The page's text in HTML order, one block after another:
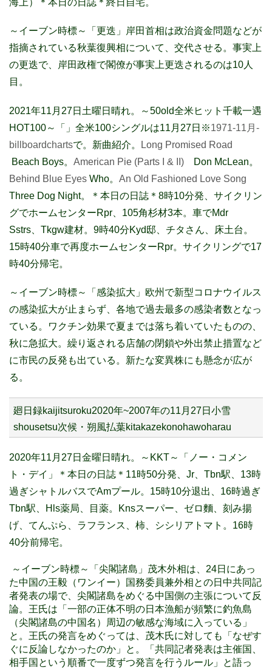
海上）＊本日の日誌＊終日自宅。
～イーブン時標～「更迭」岸田首相は政治資金問題などが
指摘されている秋葉復興相について、交代させる。事実上
の更迭で、岸田政権で閣僚が事実上更迭されるのは10人
目。
2021年11月27日土曜日晴れ。
～50old全米ヒット千載一遇
HOT100～「」全米100シングルは11月27日※1971-11月-
billboardchartsで。新曲紹介。
Long Promised Road
Beach Boys。 American Pie (Parts I & II)
Don McLean。
Behind Blue Eyes Who。 An Old Fashioned Love Song
Three Dog Night。＊本日の日誌＊8時10分発、サイクリン
グでホームセンターRpr、105角杉材3本。車でMdr
Sstrs、Tkgw建材。9時40分Kyd邸、チタさん、床土台。
15時40分車で再度ホームセンターRpr。サイクリングで17
時40分帰宅。
～イーブン時標～「感染拡大」 欧州で新型コロナウイルス
の感染拡大が止まらず、各地で過去最多の感染者数となっ
ている。ワクチン効果で夏までは落ち着いていたものの、
秋に急拡大。繰り返される店舗の閉鎖や外出禁止措置など
に市民の反発も出ている。新たな変異株にも懸念が広が
る。
廻日録kaijitsuroku2020年~2007年の11月27日小雪
shousetsu次候・朔風払葉kitakazekonohawoharau
2020年11月27日金曜日晴れ。～KKT～「ノー・コメン
ト・デイ」＊本日の日誌＊11時50分発、Jr、Tbn駅、13時
過ぎシャトルバスでAmプール。15時10分退出、16時過ぎ
Tbn駅、Hls薬局、目薬。Knsスーパー、ゼロ麵、刻み揚
げ、てんぷら、ラフランス、柿、シシリアトマト。16時
40分前帰宅。
～イーブン時標～「尖閣諸島」 茂木外相は、24日にあっ
た中国の王毅（ワンイー）国務委員兼外相との日中共同記
者発表の場で、尖閣諸島をめぐる中国側の主張について反
論。王氏は「一部の正体不明の日本漁船が頻繁に釣魚島
（尖閣諸島の中国名）周辺の敏感な海域に入っている」
と。王氏の発言をめぐっては、茂木氏に対しても「なぜす
ぐに反論しなかったのか」と。「共同記者発表は主催国、
相手国という順番で一度ずつ発言を行うルール」と語っ